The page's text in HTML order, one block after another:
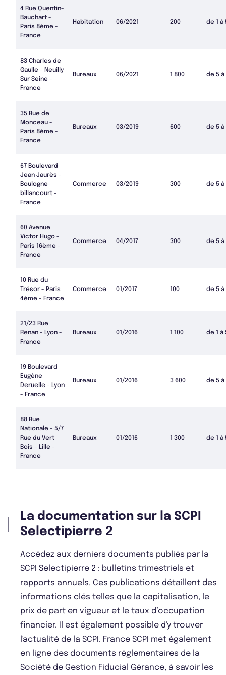
4 Rue Quentin-
Bauchart -
Paris 8ème -
France
Habitation 06/2021 200 de 1 à
83 Charles de
Gaulle - Neuilly
Sur Seine -
France
Bureaux 06/2021 1 800 de 5 à
35 Rue de
Monceau -
Paris 8ème -
France
Bureaux 03/2019 600 de 5 à
67 Boulevard
Jean Jaurès -
Boulogne-
billancourt -
France
Commerce 03/2019 300 de 5 à
60 Avenue
Victor Hugo -
Paris 16ème -
France
Commerce 04/2017 300 de 5 à
10 Rue du
Trésor - Paris
4ème - France
Commerce 01/2017 100 de 5 à
21/23 Rue
Renan - Lyon -
France
Bureaux 01/2016 1 100 de 1 à
19 Boulevard
Eugène
Deruelle - Lyon
- France
Bureaux 01/2016 3 600 de 5 à
88 Rue
Nationale - 5/7
Rue du Vert
Bois - Lille -
France
Bureaux 01/2016 1 300 de 1 à
La documentation sur la SCPI
Selectipierre 2
Accédez aux derniers documents publiés par la
SCPI Selectipierre 2 : bulletins trimestriels et
rapports annuels. Ces publications détaillent des
informations clés telles que la capitalisation, le
prix de part en vigueur et le taux d’occupation
financier. Il est également possible d'y trouver
l'actualité de la SCPI. France SCPI met également
en ligne des documents réglementaires de la
Société de Gestion Fiducial Gérance, à savoir les